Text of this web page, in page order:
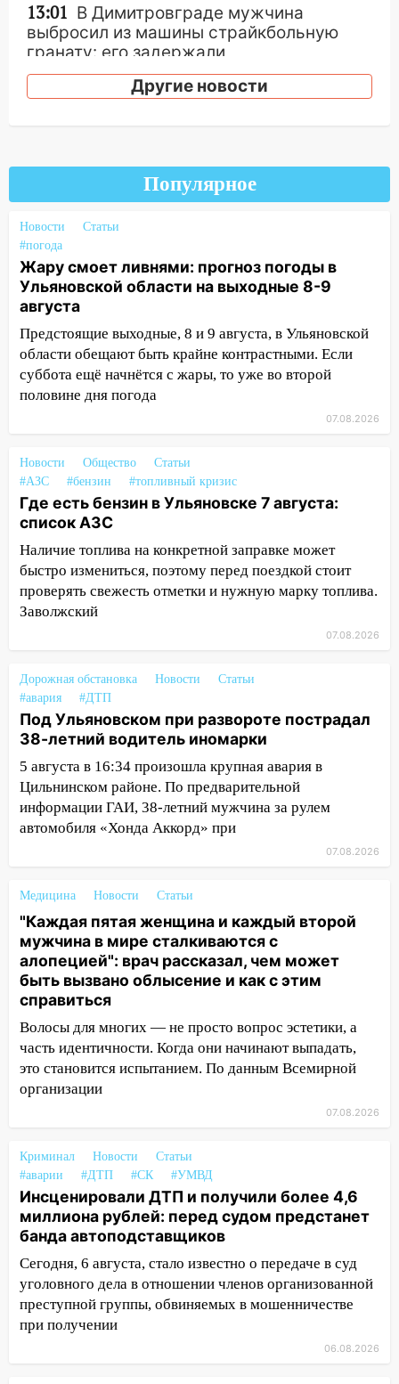
13:01 В Димитровграде мужчина
выбросил из машины страйкбольную
гранату: его задержали
12:34
На Ульяновскую область
надвигается сильнейшая непогода: град
из Европы и потерял 760 тысяч рублей
12:20 В Чердаклинском районе
столкнулись «Лада» и Chevrolet:
пострадал 14-летний подросток
12:00 Где есть бензин в Ульяновске 7
августа: список АЗС
11:50 Заснул рядом с ребёнком и
случайно задушил его: суд вынес
приговор
11:38 В Ленинском районе пожар
полностью уничтожил дачный дом и
11:38 В Госдуме предложили отменить
ЕГЭ с 2027 года
11:25
В Ульяновске ИИ будет выявлять
нарушителей на контейнерных
площадках
11:20 Ульяновская шахматистка
Валерия Клейменова выиграла два
11:16 В Ульяновске открыли памятную
доску декабристу Кондратию Рылееву
10:40 В Ульяновске спасатели ночью
нашли потерявшегося в заброшенных
садах 79-летнего мужчину
10:26
На нескольких улицах Ульяновска
временно отключили холодную воду
В Ульяновске двоих участников
отправили в колонию на 7 и 8 лет
09:52 Ночью беспилотники сбили над
соседними Татарстаном и Саратовской
областью
09:41 Диана Шурыгина уверовала в
Бога в СИЗО
09:35 В Ульяновске директора фирмы
будут судить за неуплату налогов на 48
млн рублей
07:20
Жара возвращается: ожидается
знойный и сухой четверг
06:00 Под Ульяновском при развороте
пострадал 38-летний водитель
иномарки
05:00 «Каждая пятая женщина и каждый
второй мужчина в мире сталкиваются с
алопецией»: врач рассказал, чем может
быть вызвано облысение и как с этим
Другие новости
Популярное
Новости
Статьи
#погода
Жару смоет ливнями: прогноз погоды в
Ульяновской области на выходные 8-9
августа
Предстоящие выходные, 8 и 9 августа, в Ульяновской
области обещают быть крайне контрастными. Если
суббота ещё начнётся с жары, то уже во второй
половине дня погода
07.08.2026
Новости Общество
Статьи
#АЗС
#бензин #топливный кризис
Где есть бензин в Ульяновске 7 августа:
список АЗС
Наличие топлива на конкретной заправке может
быстро измениться, поэтому перед поездкой стоит
проверять свежесть отметки и нужную марку топлива.
Заволжский
07.08.2026
Дорожная обстановка Новости
Статьи
#авария
#ДТП
Под Ульяновском при развороте пострадал
38-летний водитель иномарки
5 августа в 16:34 произошла крупная авария в
Цильнинском районе. По предварительной
информации ГАИ, 38-летний мужчина за рулем
автомобиля «Хонда Аккорд» при
07.08.2026
Медицина Новости Статьи
"Каждая пятая женщина и каждый второй
мужчина в мире сталкиваются с
алопецией": врач рассказал, чем может
быть вызвано облысение и как с этим
справиться
Волосы для многих — не просто вопрос эстетики, а
часть идентичности. Когда они начинают выпадать,
это становится испытанием. По данным Всемирной
организации
07.08.2026
Криминал Новости
Статьи
#аварии
#ДТП #СК #УМВД
Инсценировали ДТП и получили более 4,6
миллиона рублей: перед судом предстанет
банда автоподставщиков
Сегодня, 6 августа, стало известно о передаче в суд
уголовного дела в отношении членов организованной
преступной группы, обвиняемых в мошенничестве
при получении
06.08.2026